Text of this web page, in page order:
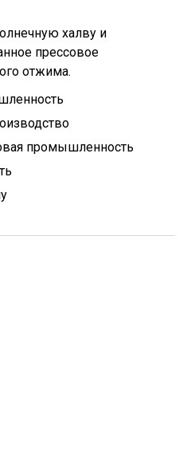
халву и
прессовое
отжима.
промышленность